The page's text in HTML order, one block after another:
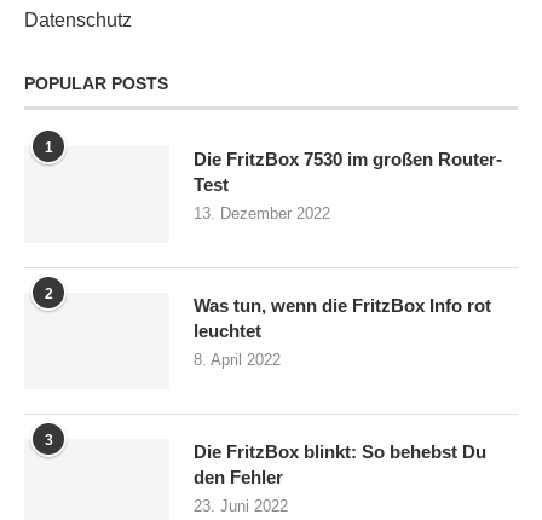
Datenschutz
POPULAR POSTS
1
Die FritzBox 7530 im großen Router-
Test
13. Dezember 2022
2
Was tun, wenn die FritzBox Info rot
leuchtet
8. April 2022
3
Die FritzBox blinkt: So behebst Du
den Fehler
23. Juni 2022